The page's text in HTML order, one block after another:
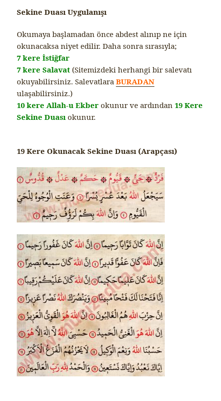
Sekine Duası Uygulanışı
Okumaya başlamadan önce abdest alınıp ne için
okunacaksa niyet edilir. Daha sonra sırasıyla;
7 kere İstiğfar
7 kere Salavat (Sitemizdeki herhangi bir salevatı
okuyabilirsiniz. SalevatlaraBURADAN
ulaşabilirsiniz.)
10 kere Allah-u Ekber okunur ve ardından19 Kere
Sekine Duası okunur.
19 Kere Okunacak Sekine Duası (Arapçası)